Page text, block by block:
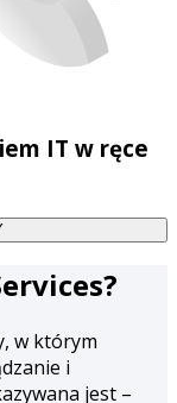
IT w ręce
w którym
i
jest –